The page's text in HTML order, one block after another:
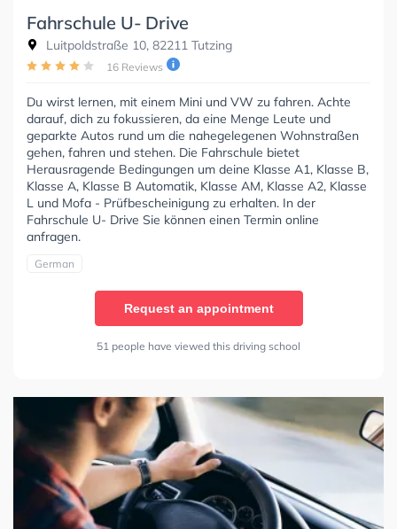
Fahrschule U- Drive
Luitpoldstraße 10, 82211 Tutzing
16 Reviews
Du wirst lernen, mit einem Mini und VW zu fahren. Achte
darauf, dich zu fokussieren, da eine Menge Leute und
geparkte Autos rund um die nahegelegenen Wohnstraßen
gehen, fahren und stehen. Die Fahrschule bietet
Herausragende Bedingungen um deine Klasse A1, Klasse B,
Klasse A, Klasse B Automatik, Klasse AM, Klasse A2, Klasse
L und Mofa - Prüfbescheinigung zu erhalten. In der
Fahrschule U- Drive Sie können einen Termin online
anfragen.
German
Request an appointment
51 people have viewed this driving school